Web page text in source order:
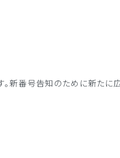
。新番号告知のために新たに